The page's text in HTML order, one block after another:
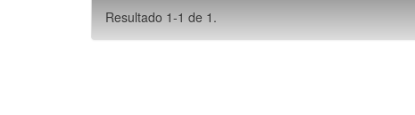
Resultado 1-1 de 1.